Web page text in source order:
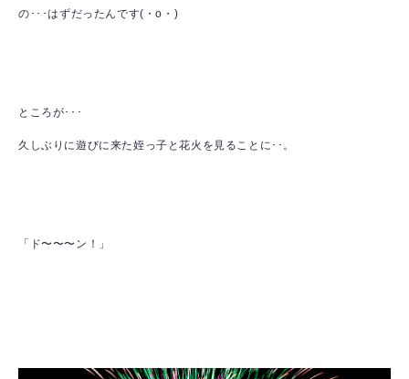
の･･･はずだったんです(・o・)
ところが･･･
久しぶりに遊びに来た姪っ子と花火を見ることに･･。
「ド〜〜〜ン！」